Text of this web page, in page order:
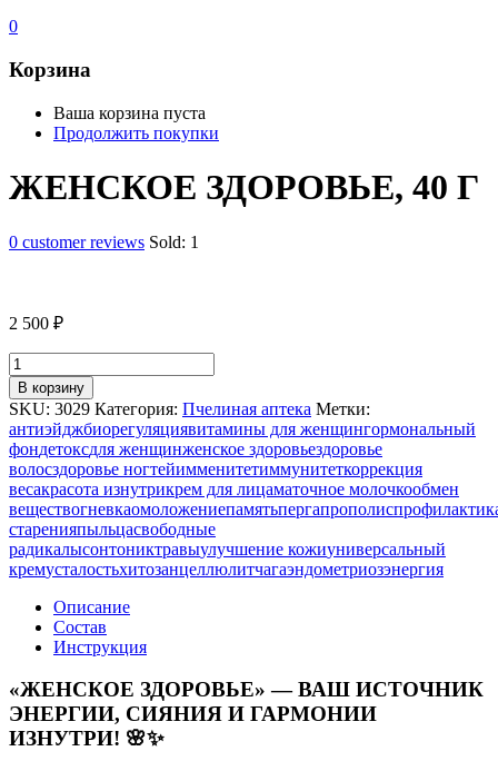
0
Корзина
Ваша корзина пуста
Продолжить покупки
ЖЕНСКОЕ ЗДОРОВЬЕ, 40 Г
0 customer reviews Sold: 1
2 500 ₽
Количество
товара
ЖЕНСКОЕ
ЗДОРОВЬЕ,
40
Г
В корзину
SKU: 3029 Категория: Пчелиная аптека Метки:
антиэйджбиорегуляциявитамины для женщингормональный
фондетоксдля женщинженское здоровьездоровье
волосздоровье ногтейимменитетиммунитеткоррекция
весакрасота изнутрикрем для лицаматочное молочкообмен
веществогневкаомоложениепамятьпергапрополис
старенияпыльцасвободные
радикалысонтониктравыулучшение кожиуниверсальный
кремусталостьхитозанцеллюлитчагаэндометриозэнергия
Описание
Состав
Инструкция
«ЖЕНСКОЕ ЗДОРОВЬЕ» — ВАШ ИСТОЧНИК
ЭНЕРГИИ, СИЯНИЯ И ГАРМОНИИ
ИЗНУТРИ! 🌸✨